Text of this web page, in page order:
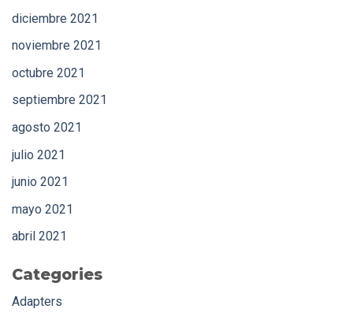
diciembre 2021
noviembre 2021
octubre 2021
septiembre 2021
agosto 2021
julio 2021
junio 2021
mayo 2021
abril 2021
Categories
Adapters